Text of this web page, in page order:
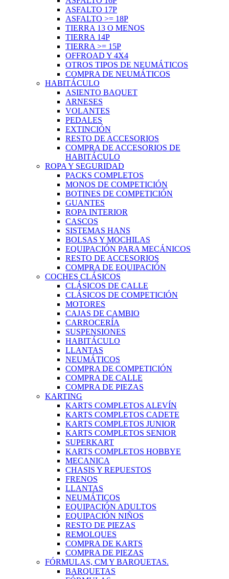
ASFALTO 17P
ASFALTO >= 18P
TIERRA 13 O MENOS
TIERRA 14P
TIERRA >= 15P
OFFROAD Y 4X4
OTROS TIPOS DE NEUMÁTICOS
COMPRA DE NEUMÁTICOS
HABITÁCULO
ASIENTO BAQUET
ARNESES
VOLANTES
PEDALES
EXTINCIÓN
RESTO DE ACCESORIOS
COMPRA DE ACCESORIOS DE
HABITÁCULO
ROPA Y SEGURIDAD
PACKS COMPLETOS
MONOS DE COMPETICIÓN
BOTINES DE COMPETICIÓN
GUANTES
ROPA INTERIOR
CASCOS
SISTEMAS HANS
BOLSAS Y MOCHILAS
EQUIPACIÓN PARA MECÁNICOS
RESTO DE ACCESORIOS
COMPRA DE EQUIPACIÓN
COCHES CLÁSICOS
CLÁSICOS DE CALLE
CLÁSICOS DE COMPETICIÓN
MOTORES
CAJAS DE CAMBIO
CARROCERÍA
SUSPENSIONES
HABITÁCULO
LLANTAS
NEUMÁTICOS
COMPRA DE COMPETICIÓN
COMPRA DE CALLE
COMPRA DE PIEZAS
KARTING
KARTS COMPLETOS ALEVÍN
KARTS COMPLETOS CADETE
KARTS COMPLETOS JUNIOR
KARTS COMPLETOS SENIOR
SUPERKART
KARTS COMPLETOS HOBBYE
MECANICA
CHASIS Y REPUESTOS
FRENOS
LLANTAS
NEUMÁTICOS
EQUIPACIÓN ADULTOS
EQUIPACIÓN NIÑOS
RESTO DE PIEZAS
REMOLQUES
COMPRA DE KARTS
COMPRA DE PIEZAS
FÓRMULAS, CM Y BARQUETAS.
BARQUETAS